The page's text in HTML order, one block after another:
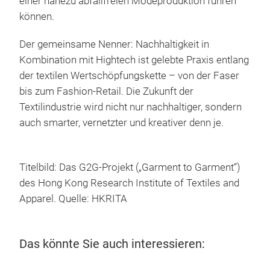
können.
Der gemeinsame Nenner: Nachhaltigkeit in
Kombination mit Hightech ist gelebte Praxis entlang
der textilen Wertschöpfungskette – von der Faser
bis zum Fashion-Retail. Die Zukunft der
Textilindustrie wird nicht nur nachhaltiger, sondern
auch smarter, vernetzter und kreativer denn je.
Titelbild: Das G2G-Projekt („Garment to Garment“)
des Hong Kong Research Institute of Textiles and
Apparel. Quelle: HKRITA
Das könnte Sie auch interessieren: